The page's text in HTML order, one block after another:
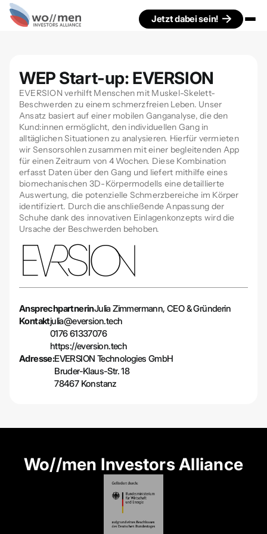
Jetzt dabei sein!
WEP Start-up: EVERSION
EVERSION verhilft Menschen mit Muskel-Skelett-
Beschwerden zu einem schmerzfreien Leben. Unser
Ansatz basiert auf einer mobilen Ganganalyse, die den
Kund:innen ermöglicht, den individuellen Gang in
alltäglichen Situationen zu analysieren. Hierfür vermieten
wir Sensorsohlen zusammen mit einer begleitenden App
für einen Zeitraum von 4 Wochen. Diese Kombination
erfasst Daten über den Gang und liefert mithilfe eines
biomechanischen 3D-Körpermodells eine detaillierte
Auswertung, die potenzielle Schmerzbereiche im Körper
identifiziert. Durch die anschließende Anpassung der
Schuhe dank des innovativen Einlagenkonzepts wird die
Ursache der Beschwerden behoben.
AnsprechpartnerinJulia Zimmermann, CEO & Gründerin
Kontaktjulia@eversion.tech
0176 61337076
https://eversion.tech
Adresse:EVERSION Technologies GmbH
Bruder-Klaus-Str. 18
78467 Konstanz
Wo//men Investors Alliance